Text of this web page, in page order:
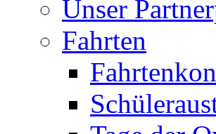
Unser
Fahrten